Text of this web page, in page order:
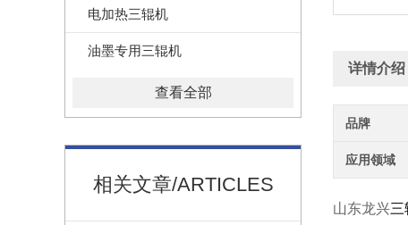
电加热三辊机
油墨专用三辊机
查看全部
相关文章/ARTICLES
详情介绍
品牌
应用领域
山东龙兴三